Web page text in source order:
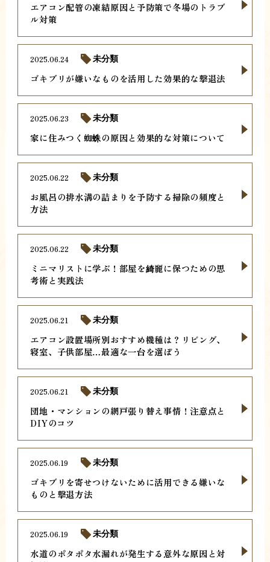
エアコン配管の凍結原因と予防策で冬場のトラブ
ル対策
ゴキブリが嫌いなものを活用した効果的な撃退法
2025.06.24 未分類
家に住みつく蜘蛛の原因と効果的な対策について
2025.06.23 未分類
お風呂の排水溝の詰まりを予防する掃除の頻度と
方法
2025.06.22 未分類
ミニマリストに学ぶ！部屋を綺麗に保つための思
考術と実践法
2025.06.22 未分類
エアコン設置場所別おすすめ機種は？リビング、
寝室、子供部屋…最適な一台を選ぼう
2025.06.21 未分類
団地・マンションの網戸張り替え事情！注意点と
DIYのコツ
2025.06.21 未分類
ゴキブリを寄せつけないために活用できる嫌いな
ものと撃退方法
2025.06.19 未分類
水道のポタポタ水漏れが発生する意外な原因と対
2025.06.19 未分類